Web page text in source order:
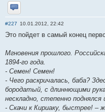
Отправить личное
#227 10.01.2012, 22:42
Это пойдет в самый конец
Мгновения прошлого.
1894-го года.
- Семен! Семен!
- Чего раскричалась, баба?
бородатый, с длиннющими
нескладно, степенно
- Скачи к Кириаку, быстрее! –